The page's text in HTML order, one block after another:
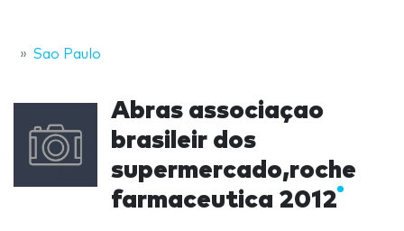
Sao Paulo
Abras associaçao
brasileir dos
supermercado,roche
farmaceutica 2012